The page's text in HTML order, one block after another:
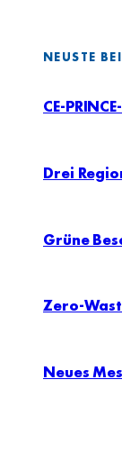
NEUSTE
CE-
Drei
Grüne
Zero-
Neues